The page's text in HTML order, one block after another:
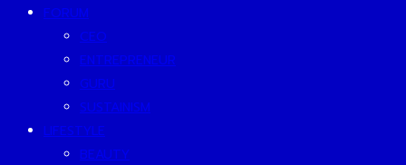
FORUM
CEO
ENTREPRENEUR
GURU
SUSTAINISM
LIFESTYLE
BEAUTY